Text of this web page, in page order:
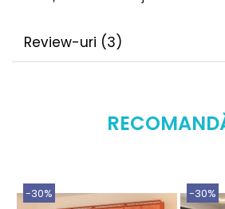
Review-uri (3)
-30% -30%